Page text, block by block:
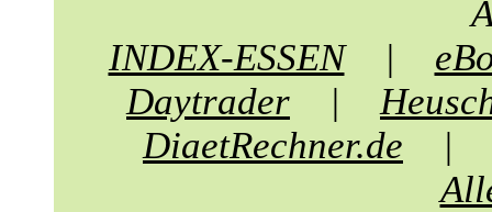
INDEX-ESSEN|
Daytrader |
DiaetRechner.de |